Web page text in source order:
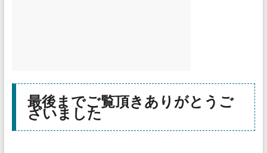
最後までご覧頂きありがとうご
ざいました